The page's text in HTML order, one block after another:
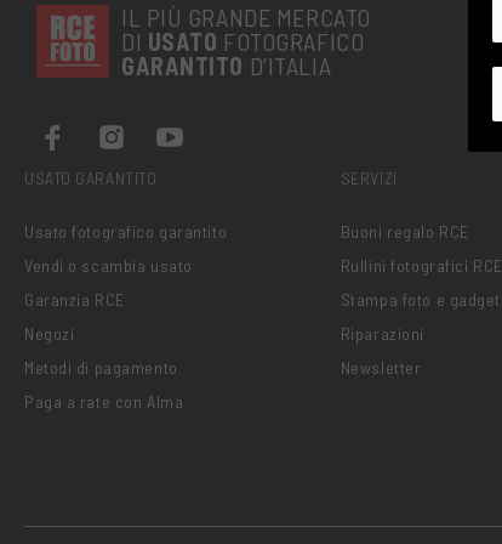
IL PIÙ GRANDE MERCATO
DI USATO FOTOGRAFICO
GARANTITO D’ITALIA
USATO GARANTITO
Usato fotografico garantito
Vendi o scambia usato
Garanzia RCE
Negozi
Metodi di pagamento
Paga a rate con Alma
SERVIZI
Buoni regalo RCE
Rullini fotografici RCE
Stampa foto e gadget
Riparazioni
Newsletter